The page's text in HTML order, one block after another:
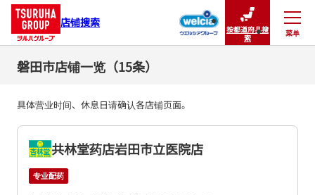
店铺搜索
按都道府县搜
索
菜单
关闭
磐田市店铺一览（15条）
具体营业时间、休息日请确认各店铺页面。
共林堂药店岩田市立医院店
专业配药